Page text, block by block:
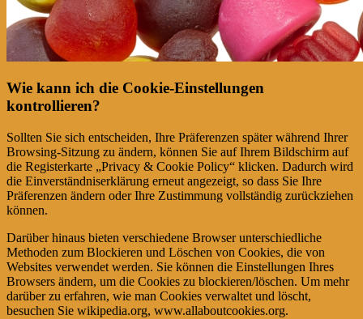
Wie kann ich die Cookie-Einstellungen
kontrollieren?
Sollten Sie sich entscheiden, Ihre Präferenzen später während Ihrer
Browsing-Sitzung zu ändern, können Sie auf Ihrem Bildschirm auf
die Registerkarte „Privacy & Cookie Policy“ klicken. Dadurch wird
die Einverständniserklärung erneut angezeigt, so dass Sie Ihre
Präferenzen ändern oder Ihre Zustimmung vollständig zurückziehen
können.
Darüber hinaus bieten verschiedene Browser unterschiedliche
Methoden zum Blockieren und Löschen von Cookies, die von
Websites verwendet werden. Sie können die Einstellungen Ihres
Browsers ändern, um die Cookies zu blockieren/löschen. Um mehr
darüber zu erfahren, wie man Cookies verwaltet und löscht,
besuchen Sie wikipedia.org, www.allaboutcookies.org.